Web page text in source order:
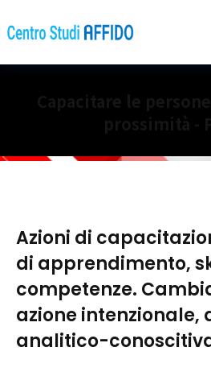
Azioni di
di apprendimento,
competenze.
azione intenzionale,
analitico-